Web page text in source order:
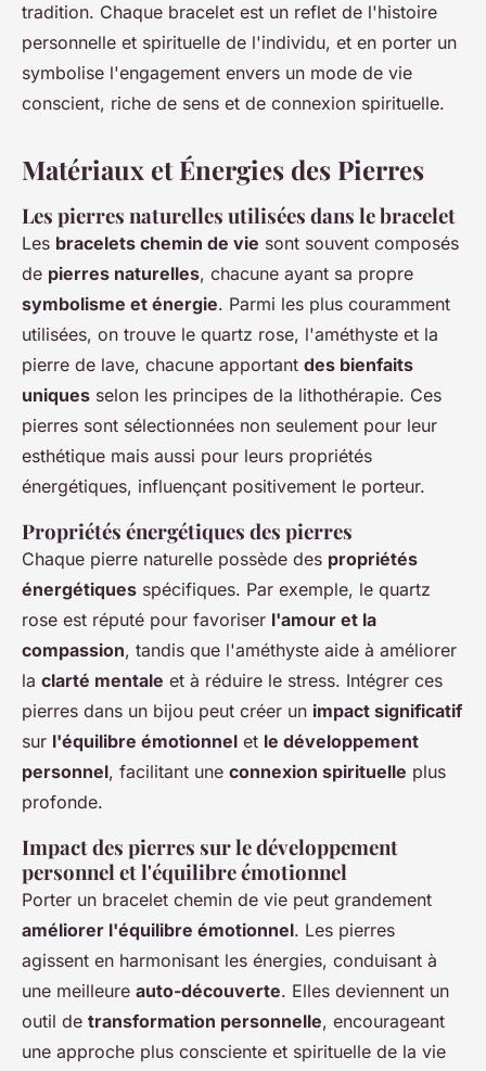
tradition. Chaque bracelet est un reflet de l'histoire
personnelle et spirituelle de l'individu, et en porter un
symbolise l'engagement envers un mode de vie
conscient, riche de sens et de connexion spirituelle.
Matériaux et Énergies des Pierres
Les pierres naturelles utilisées dans le bracelet
Les bracelets chemin de vie sont souvent composés
de pierres naturelles, chacune ayant sa propre
symbolisme et énergie. Parmi les plus couramment
utilisées, on trouve le quartz rose, l'améthyste et la
pierre de lave, chacune apportant des bienfaits
uniques selon les principes de la lithothérapie. Ces
pierres sont sélectionnées non seulement pour leur
esthétique mais aussi pour leurs propriétés
énergétiques, influençant positivement le porteur.
Propriétés énergétiques des pierres
Chaque pierre naturelle possède des propriétés
énergétiques spécifiques. Par exemple, le quartz
rose est réputé pour favoriser l'amour et la
compassion, tandis que l'améthyste aide à améliorer
la clarté mentale et à réduire le stress. Intégrer ces
pierres dans un bijou peut créer un impact significatif
sur l'équilibre émotionnel et le développement
personnel, facilitant une connexion spirituelle plus
profonde.
Impact des pierres sur le développement
personnel et l'équilibre émotionnel
Porter un bracelet chemin de vie peut grandement
améliorer l'équilibre émotionnel. Les pierres
agissent en harmonisant les énergies, conduisant à
une meilleure auto-découverte. Elles deviennent un
outil de transformation personnelle, encourageant
une approche plus consciente et spirituelle de la vie